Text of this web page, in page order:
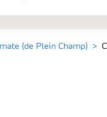
(de Plein Champ)